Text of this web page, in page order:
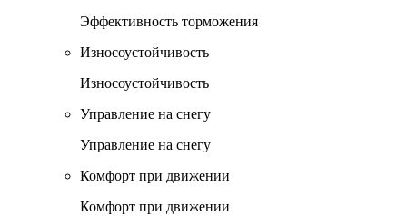
Эффективность торможения
Износоустойчивость
Износоустойчивость
Управление на снегу
Управление на снегу
Комфорт при движении
Комфорт при движении